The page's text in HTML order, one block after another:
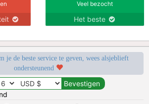
Veel bezocht
Het beste
je de beste service te geven, wees alsjeblieft
ondersteunend